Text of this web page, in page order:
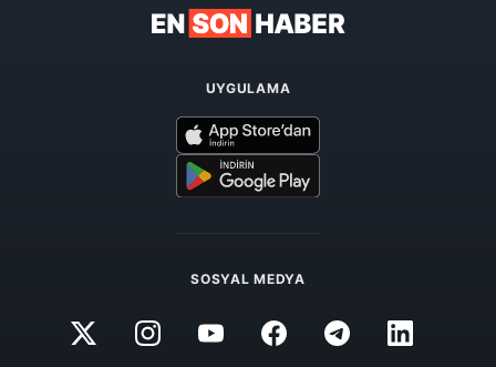
UYGULAMA
SOSYAL MEDYA